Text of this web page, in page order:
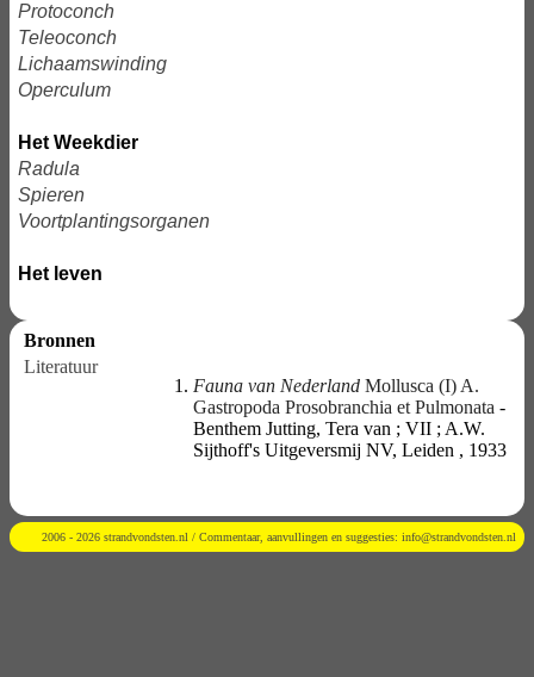
Protoconch
Teleoconch
Lichaamswinding
Operculum
Het Weekdier
Radula
Spieren
Voortplantingsorganen
Het leven
Bronnen
Literatuur
Fauna van Nederland Mollusca (I) A.
Gastropoda Prosobranchia et Pulmonata -
Benthem Jutting, Tera van ; VII ; A.W.
Sijthoff's Uitgeversmij NV, Leiden , 1933
2006 - 2026 strandvondsten.nl / Commentaar, aanvullingen en suggesties: info@strandvondsten.nl